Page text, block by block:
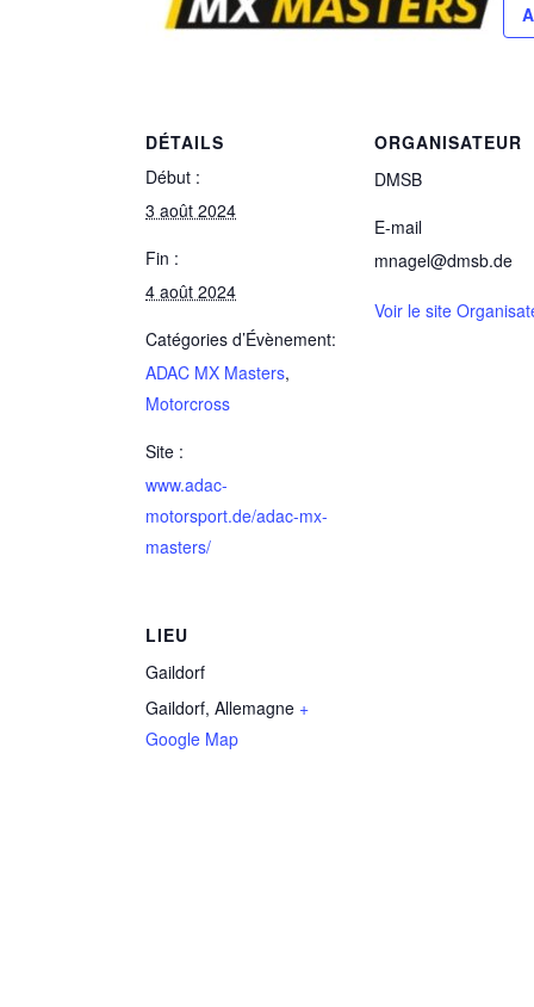
DÉTAILS
Début :
3 août 2024
Fin :
4 août 2024
Catégories d’Évènement:
ADAC MX Masters,
Motorcross
Site :
www.adac-
motorsport.de/adac-mx-
masters/
ORGANISATEUR
DMSB
E-mail
mnagel@dmsb.de
Voir le site
LIEU
Gaildorf
Gaildorf, Allemagne +
Google Map